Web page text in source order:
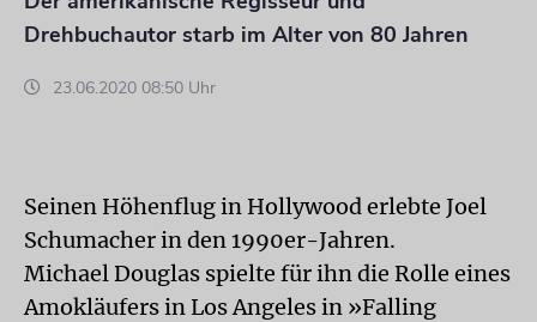
Drehbuchautor starb im Alter von 80 Jahren
23.06.2020 08:50 Uhr
Seinen Höhenflug in Hollywood erlebte Joel
Schumacher in den 1990er-Jahren.
Michael Douglas spielte für ihn die Rolle eines
Amokläufers in Los Angeles in »Falling